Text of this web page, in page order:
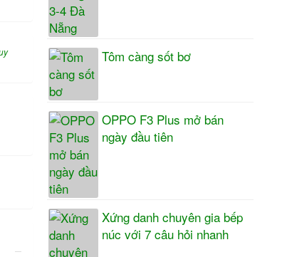
Tôm càng sốt bơ
OPPO F3 Plus mở bán
ngày đầu tiên
Xứng danh chuyên gia bếp
núc với 7 câu hỏi nhanh